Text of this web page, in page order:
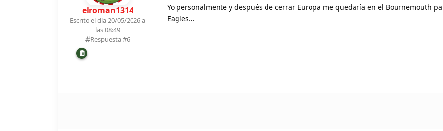
elroman1314
Escrito el día 20/05/2026 a
las 08:49
Respuesta #6
Yo personalmente y después de cerrar Europa me quedaría en el Bournemouth
Eagles…